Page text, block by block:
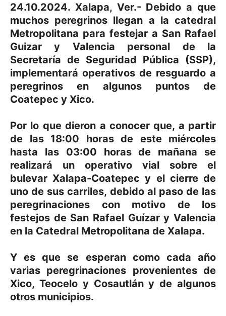
24.10.2024. Xalapa, Ver.- Debido a que
muchos peregrinos llegan a la catedral
Metropolitana para festejar a San Rafael
Guizar y Valencia personal de la
Secretaría de Seguridad Pública (SSP),
implementará operativos de resguardo a
peregrinos en algunos puntos de
Coatepec y Xico.
Por lo que dieron a conocer que, a partir
de las 18:00 horas de este miércoles
hasta las 03:00 horas de mañana se
realizará un operativo vial sobre el
bulevar Xalapa-Coatepec y el cierre de
uno de sus carriles, debido al paso de las
peregrinaciones con motivo de los
festejos de San Rafael Guízar y Valencia
en la Catedral Metropolitana de Xalapa.
Y es que se esperan como cada año
varias peregrinaciones provenientes de
Xico, Teocelo y Cosautlán y de algunos
otros municipios.